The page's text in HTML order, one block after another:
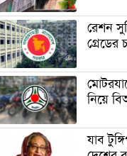
রেশন
গ্রেডের
নিয়ে
যাব